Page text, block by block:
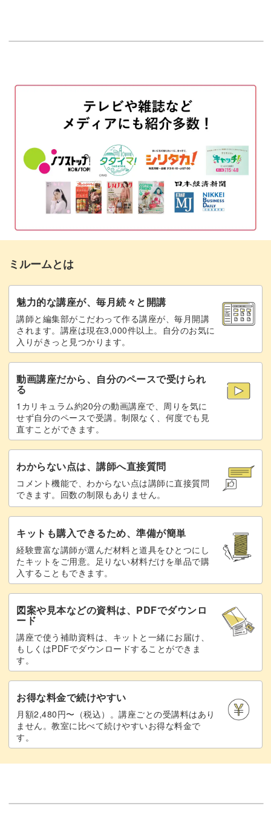
のに凝って見えるRiyo先生ならではのテクニックをぎっし
基本的な作り方をマスターしたら、アレンジは自由自在。
花びらの配置を変えたり、色味を変えたりしながら秋にふ
さわしいフラワーデザインを楽しんでくださいね。
これからの季節に重宝する大人っぽいお花のアートを習得
して、ぜひ毎日のサロンワークに活かしてみてはいかがで
しょうか♪
ベースのカラーを塗布する
マットトップでコーティングをする
お花の描き方解説 10:50
花びらを描く
お花のラインを描く
花芯を描く 24:02
ゴールドの箔をのせる
トップジェルでコーティングして完成♪
まとめ 30:56
ミルームとは
魅力的な講座が、毎月続々と開講
講師と編集部がこだわって作る講座が、毎月開講
されます。講座は現在3,000件以上。自分のお気に
入りがきっと見つかります。
動画講座だから、自分のペースで受けられ
る
1カリキュラム約20分の動画講座で、周りを気に
せず自分のペースで受講。制限なく、何度でも見
直すことができます。
わからない点は、講師へ直接質問
コメント機能で、わからない点は講師に直接質問
できます。回数の制限もありません。
キットも購入できるため、準備が簡単
経験豊富な講師が選んだ材料と道具をひとつにし
たキットをご用意。足りない材料だけを単品で購
入することもできます。
図案や見本などの資料は、PDFでダウンロ
ード
講座で使う補助資料は、キットと一緒にお届け、
もしくはPDFでダウンロードすることができま
す。
お得な料金で続けやすい
月額2,480円〜（税込）。講座ごとの受講料はあり
ません。教室に比べて続けやすいお得な料金で
す。